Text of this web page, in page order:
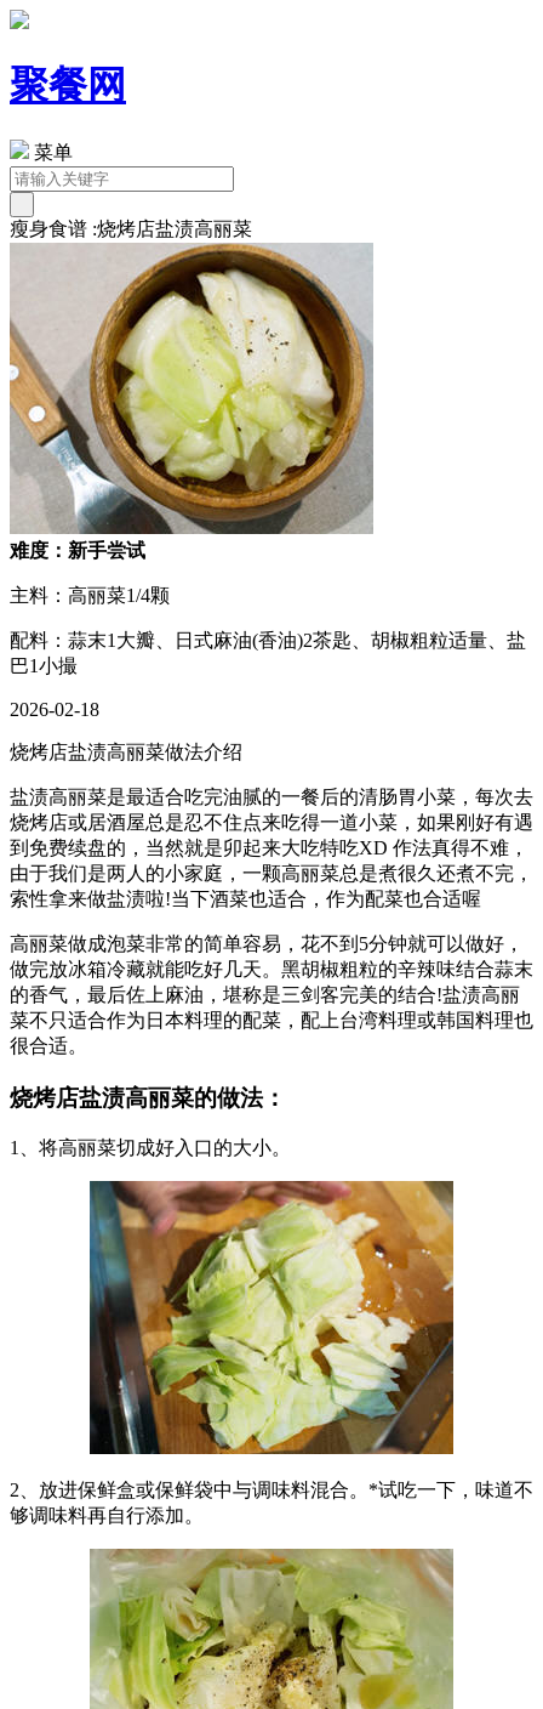
聚餐网
菜单
瘦身食谱 :烧烤店盐渍高丽菜
难度：新手尝试
主料：高丽菜1/4颗
配料：蒜末1大瓣、日式麻油(香油)2茶匙、胡椒粗粒适量、盐
巴1小撮
2026-02-18
烧烤店盐渍高丽菜做法介绍
盐渍高丽菜是最适合吃完油腻的一餐后的清肠胃小菜，每次去
烧烤店或居酒屋总是忍不住点来吃得一道小菜，如果刚好有遇
到免费续盘的，当然就是卯起来大吃特吃XD 作法真得不难，
由于我们是两人的小家庭，一颗高丽菜总是煮很久还煮不完，
索性拿来做盐渍啦!当下酒菜也适合，作为配菜也合适喔
高丽菜做成泡菜非常的简单容易，花不到5分钟就可以做好，
做完放冰箱冷藏就能吃好几天。黑胡椒粗粒的辛辣味结合蒜末
的香气，最后佐上麻油，堪称是三剑客完美的结合!盐渍高丽
菜不只适合作为日本料理的配菜，配上台湾料理或韩国料理也
很合适。
烧烤店盐渍高丽菜的做法：
1、将高丽菜切成好入口的大小。
2、放进保鲜盒或保鲜袋中与调味料混合。*试吃一下，味道不
够调味料再自行添加。